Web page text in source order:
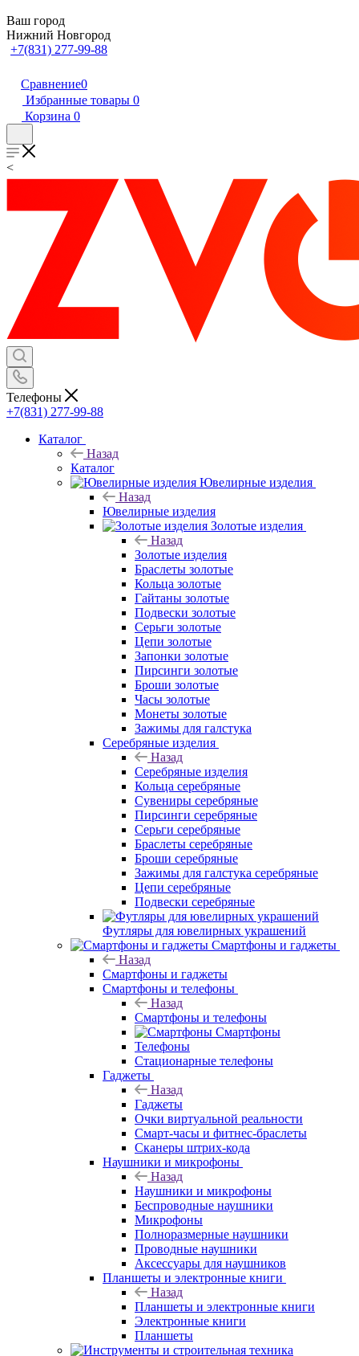
Ваш город
Нижний Новгород
+7(831) 277-99-88
Сравнение0
Избранные товары 0
Корзина 0
<
Телефоны
+7(831) 277-99-88
Каталог
Назад
Каталог
Ювелирные изделия
Назад
Ювелирные изделия
Золотые изделия
Назад
Золотые изделия
Браслеты золотые
Кольца золотые
Гайтаны золотые
Подвески золотые
Серьги золотые
Цепи золотые
Запонки золотые
Пирсинги золотые
Броши золотые
Часы золотые
Монеты золотые
Зажимы для галстука
Серебряные изделия
Назад
Серебряные изделия
Кольца серебряные
Сувениры серебряные
Пирсинги серебряные
Серьги серебряные
Браслеты серебряные
Броши серебряные
Зажимы для галстука серебряные
Цепи серебряные
Подвески серебряные
Футляры для ювелирных украшений
Смартфоны и гаджеты
Назад
Смартфоны и гаджеты
Смартфоны и телефоны
Назад
Смартфоны и телефоны
Смартфоны
Телефоны
Стационарные телефоны
Гаджеты
Назад
Гаджеты
Очки виртуальной реальности
Смарт-часы и фитнес-браслеты
Сканеры штрих-кода
Наушники и микрофоны
Назад
Наушники и микрофоны
Беспроводные наушники
Микрофоны
Полноразмерные наушники
Проводные наушники
Аксессуары для наушников
Планшеты и электронные книги
Назад
Планшеты и электронные книги
Электронные книги
Планшеты